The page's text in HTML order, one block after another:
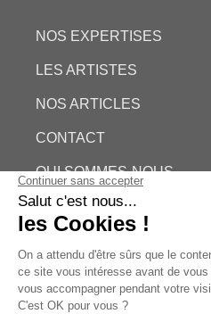
NOS EXPERTISES
LES ARTISTES
NOS ARTICLES
CONTACT
QUI SOMMES-NOUS
ESTIMATION GRATUITE
PHILOB